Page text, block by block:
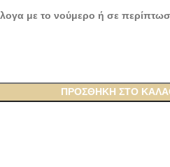
με το νούμερο ή σε
ΠΡΟΣΘΉΚΗ ΣΤΟ